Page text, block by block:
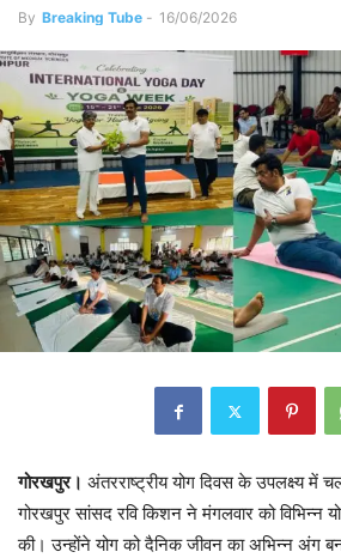
By Breaking Tube - 16/06/2026
गोरखपुर। अंतरराष्ट्रीय योग दिवस के उपलक्ष्य में
गोरखपुर सांसद रवि किशन ने मंगलवार को विभिन्न
की। उन्होंने योग को दैनिक जीवन का अभिन्न अंग